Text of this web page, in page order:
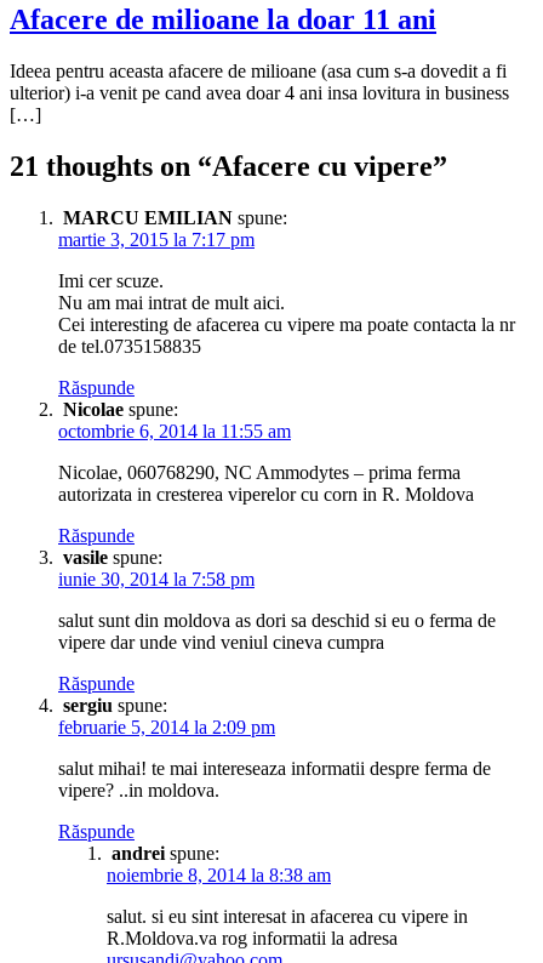
Afacere de milioane la doar 11 ani
Ideea pentru aceasta afacere de milioane (asa cum s-a dovedit a fi
ulterior) i-a venit pe cand avea doar 4 ani insa lovitura in business
[…]
21 thoughts on “Afacere cu vipere”
MARCU EMILIAN spune:
martie 3, 2015 la 7:17 pm
Imi cer scuze.
Nu am mai intrat de mult aici.
Cei interesting de afacerea cu vipere ma poate contacta la nr
de tel.0735158835
Răspunde
Nicolae spune:
octombrie 6, 2014 la 11:55 am
Nicolae, 060768290, NC Ammodytes – prima ferma
autorizata in cresterea viperelor cu corn in R. Moldova
Răspunde
vasile spune:
iunie 30, 2014 la 7:58 pm
salut sunt din moldova as dori sa deschid si eu o ferma de
vipere dar unde vind veniul cineva cumpra
Răspunde
sergiu spune:
februarie 5, 2014 la 2:09 pm
salut mihai! te mai intereseaza informatii despre ferma de
vipere? ..in moldova.
Răspunde
andrei spune:
noiembrie 8, 2014 la 8:38 am
salut. si eu sint interesat in afacerea cu vipere in
R.Moldova.va rog informatii la adresa